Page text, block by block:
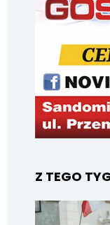
Z TEGO